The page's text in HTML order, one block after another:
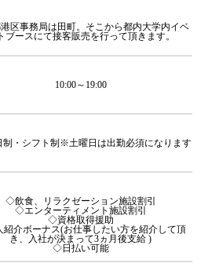
区事務局は田町。そこから都内大学内イベ
ブースにて接客販売を行って頂きます。
10:00～19:00
制・シフト制※土曜日は出勤必須になります
◇飲食、リラクゼーション施設割引
◇エンターティメント施設割引
◇資格取得援助
介ボーナス(お仕事したい方を紹介して頂
き、入社が決まって3ヵ月後支給 )
◇日払い可能